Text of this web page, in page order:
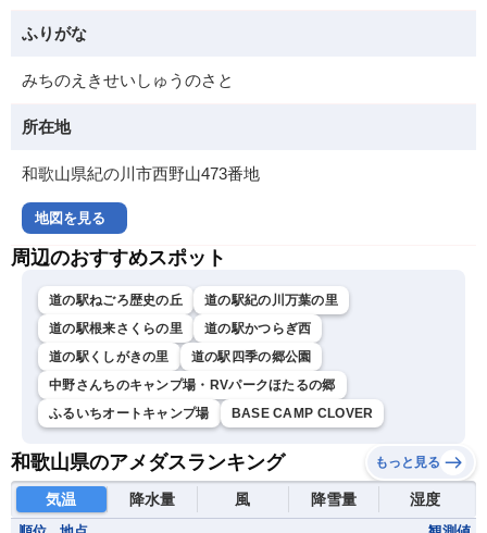
ふりがな
みちのえきせいしゅうのさと
所在地
和歌山県紀の川市西野山473番地
地図を見る
周辺のおすすめスポット
道の駅ねごろ歴史の丘
道の駅紀の川万葉の里
道の駅根来さくらの里
道の駅かつらぎ西
道の駅くしがきの里
道の駅四季の郷公園
中野さんちのキャンプ場・RVパークほたるの郷
ふるいちオートキャンプ場
BASE CAMP CLOVER
和歌山県のアメダスランキング もっと見る
気温 降水量 風 降雪量 湿度